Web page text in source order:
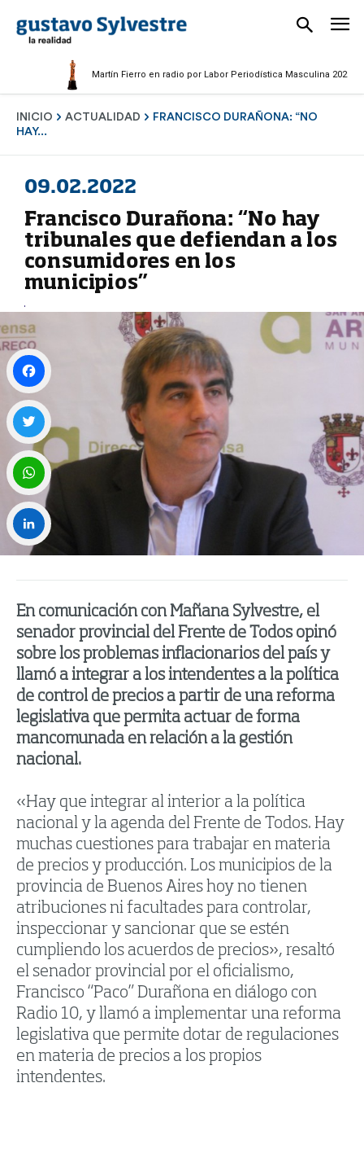
Martín Fierro en radio por Labor Periodística Masculina 2025
INICIO ACTUALIDAD
FRANCISCO DURAÑONA: “NO
HAY...
09.02.2022
Francisco Durañona: “No hay
tribunales que defiendan a los
consumidores en los
municipios”
En comunicación con Mañana Sylvestre, el
senador provincial del Frente de Todos opinó
sobre los problemas inflacionarios del país y
llamó a integrar a los intendentes a la política
de control de precios a partir de una reforma
legislativa que permita actuar de forma
mancomunada en relación a la gestión
nacional.
«Hay que integrar al interior a la política
nacional y la agenda del Frente de Todos. Hay
muchas cuestiones para trabajar en materia
de precios y producción. Los municipios de la
provincia de Buenos Aires hoy no tienen
atribuciones ni facultades para controlar,
inspeccionar y sancionar que se estén
cumpliendo los acuerdos de precios», resaltó
el senador provincial por el oficialismo,
Francisco “Paco” Durañona en diálogo con
Radio 10, y llamó a implementar una reforma
legislativa que permite dotar de regulaciones
en materia de precios a los propios
intendentes.
Facebook
Twitter
WhatsApp
LinkedIn